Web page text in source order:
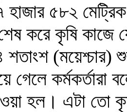
হাজার ৫৮২
করে কৃষি
শতাংশ
গেলে
হল। এটা তো